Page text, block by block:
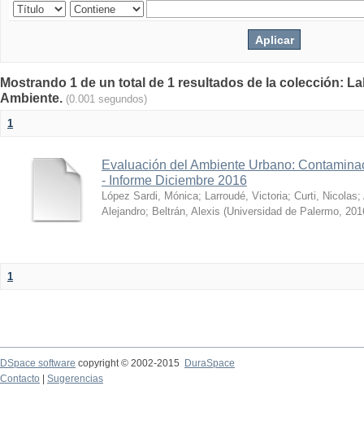
Mostrando 1 de un total de 1 resultados de la colección:
Ambiente. (0.001 segundos)
1
Evaluación del Ambiente Urbano:
- Informe Diciembre 2016
López Sardi, Mónica; Larroudé, Victoria; Curti, Nicolas;
Alejandro; Beltrán, Alexis (Universidad de Palermo,
1
DSpace software copyright © 2002-2015
DuraSpace
Contacto
Sugerencias